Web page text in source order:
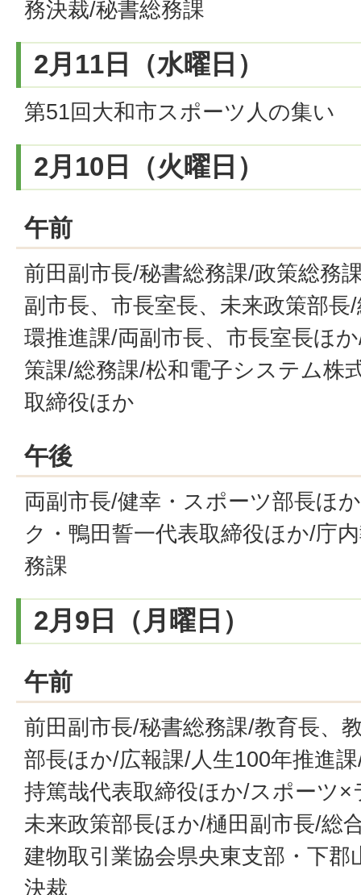
務決裁/秘書総務課
2月11日（水曜日）
第51回大和市スポーツ人の集い
2月10日（火曜日）
午前
前田副市長/秘書総務課/政策総務
副市長、市長室長、未来政策部
環推進課/両副市長、市長室長ほ
策課/総務課/松和電子システム株
取締役ほか
午後
両副市長/健幸・スポーツ部長ほ
ク・鴨田誓一代表取締役ほか/庁
務課
2月9日（月曜日）
午前
前田副市長/秘書総務課/教育長、
部長ほか/広報課/人生100年推進
持篤哉代表取締役ほか/スポーツ
未来政策部長ほか/樋田副市長/総
建物取引業協会県央東支部・下
決裁